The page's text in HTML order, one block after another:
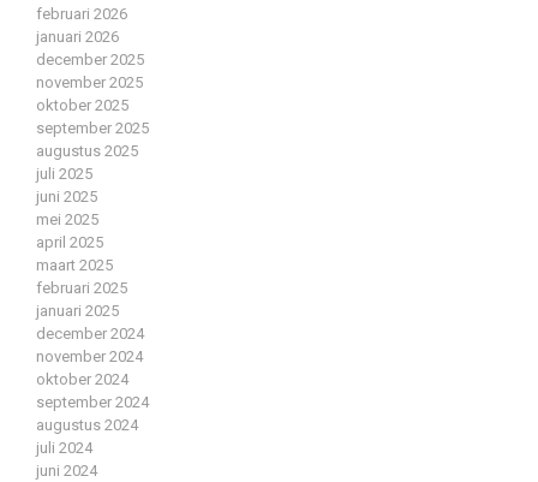
februari 2026
januari 2026
december 2025
november 2025
oktober 2025
september 2025
augustus 2025
juli 2025
juni 2025
mei 2025
april 2025
maart 2025
februari 2025
januari 2025
december 2024
november 2024
oktober 2024
september 2024
augustus 2024
juli 2024
juni 2024